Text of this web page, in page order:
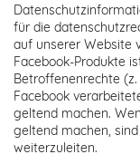
für die
auf unserer Website
Facebook-Produkte
Betroffenenrechte
Facebook
geltend machen.
geltend machen,
weiterzuleiten.